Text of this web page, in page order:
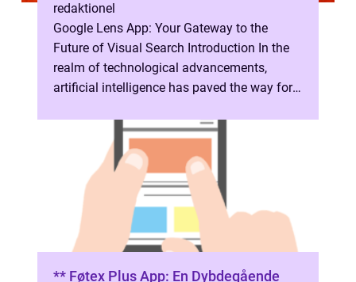
redaktionel
Google Lens App: Your Gateway to the
Future of Visual Search Introduction In the
realm of technological advancements,
artificial intelligence has paved the way for
** Føtex Plus App: En Dybdegående